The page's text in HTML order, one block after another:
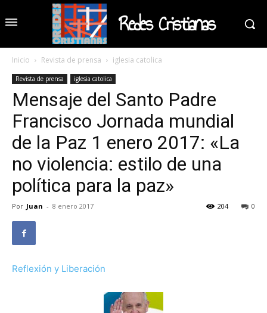
Redes Cristianas
Inicio Revista de prensa iglesia catolica
Revista de prensa iglesia catolica
Mensaje del Santo Padre
Francisco Jornada mundial
de la Paz 1 enero 2017: «La
no violencia: estilo de una
política para la paz»
Por Juan - 8 enero 2017 0
204
Reflexión y Liberación